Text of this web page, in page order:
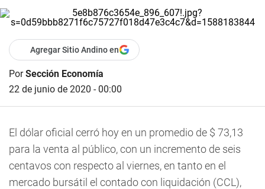
Agregar Sitio Andino en
PorSección Economía
22 de junio de 2020 - 00:00
El dólar oficial cerró hoy en un promedio de $ 73,13
para la venta al público, con un incremento de seis
centavos con respecto al viernes, en tanto en el
mercado bursátil el contado con liquidación (CCL),